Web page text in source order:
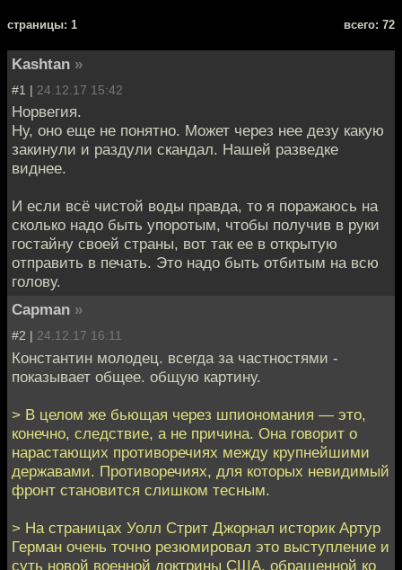
cтраницы: 1 всего: 72
Kashtan »
#1 | 24.12.17 15:42
Норвегия.
Ну, оно еще не понятно. Может через нее дезу какую
закинули и раздули скандал. Нашей разведке
виднее.
И если всё чистой воды правда, то я поражаюсь на
сколько надо быть упоротым, чтобы получив в руки
гостайну своей страны, вот так ее в открытую
отправить в печать. Это надо быть отбитым на всю
голову.
Capman »
#2 | 24.12.17 16:11
Константин молодец. всегда за частностями -
показывает общее. общую картину.
> В целом же бьющая через шпиономания — это,
конечно, следствие, а не причина. Она говорит о
нарастающих противоречиях между крупнейшими
державами. Противоречиях, для которых невидимый
фронт становится слишком тесным.
> На страницах Уолл Стрит Джорнал историк Артур
Герман очень точно резюмировал это выступление и
суть новой военной доктрины США, обращенной ко